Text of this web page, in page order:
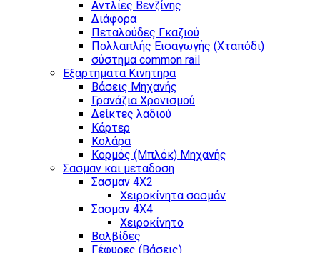
Αντλίες Βενζίνης
Διάφορα
Πεταλούδες Γκαζιού
Πολλαπλής Εισαγωγής (Χταπόδι)
σύστημα common rail
Εξαρτηματα Κινητηρα
Βάσεις Μηχανής
Γρανάζια Χρονισμού
Δείκτες λαδιού
Κάρτερ
Κολάρα
Κορμός (Μπλόκ) Μηχανής
Σασμαν και μεταδοση
Σασμαν 4Χ2
Χειροκίνητα σασμάν
Σασμαν 4Χ4
Χειροκίνητο
Βαλβίδες
Γέφυρες (Βάσεις)